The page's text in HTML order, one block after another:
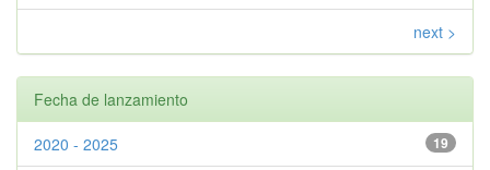
next >
Fecha de lanzamiento
19
2020 - 2025